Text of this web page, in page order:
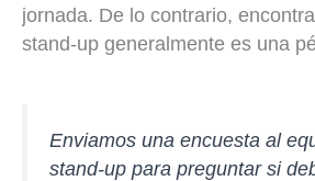
jornada. De lo contrario,
stand-up generalmente es una
Enviamos una encuesta al
stand-up para preguntar si